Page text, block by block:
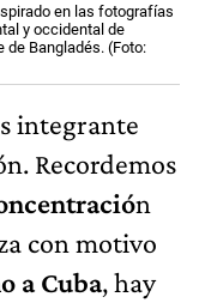
en las fotografías
y occidental de
de Bangladés. (Foto:
integrante
Recordemos
n
con motivo
a Cuba, hay